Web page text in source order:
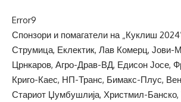
Error9
Спонзори и помагатели на „Куклиш
Струмица, Еклектик, Лав Комерц, Јови-
Црнкаров, Агро-Драв-ВД, Едисон Јосе,
Криго-Каес, НП-Транс, Бимакс-Плус,
Стариот Џумбушлија, Христмил-